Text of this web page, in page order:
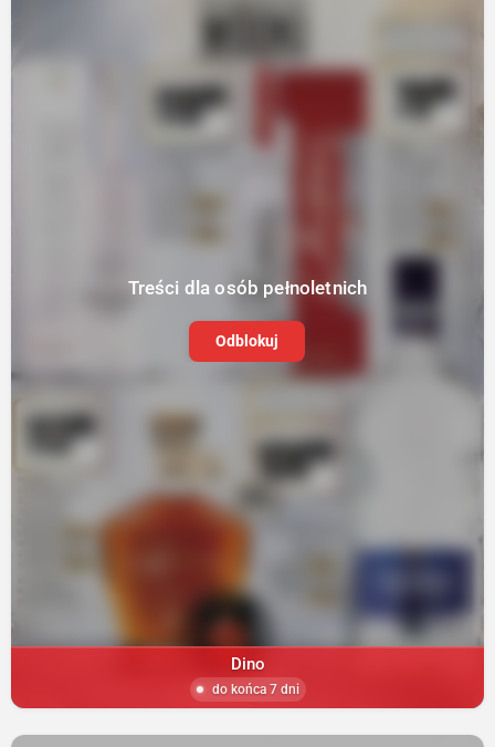
Treści dla osób pełnoletnich
Odblokuj
Dino
do końca 7 dni